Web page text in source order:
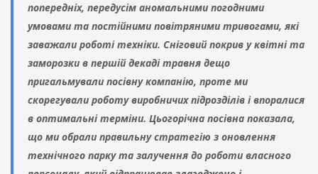
попередніх, передусім аномальними погодними
умовами та постійними повітряними тривогами, які
заважали роботі техніки. Сніговий покрив у квітні та
заморозки в першій декаді травня дещо
пригальмували посівну компанію, проте ми
скорегували роботу виробничих підрозділів і впоралися
в оптимальні терміни. Цьогорічна посівна показала,
що ми обрали правильну стратегію з оновлення
технічного парку та залучення до роботи власного